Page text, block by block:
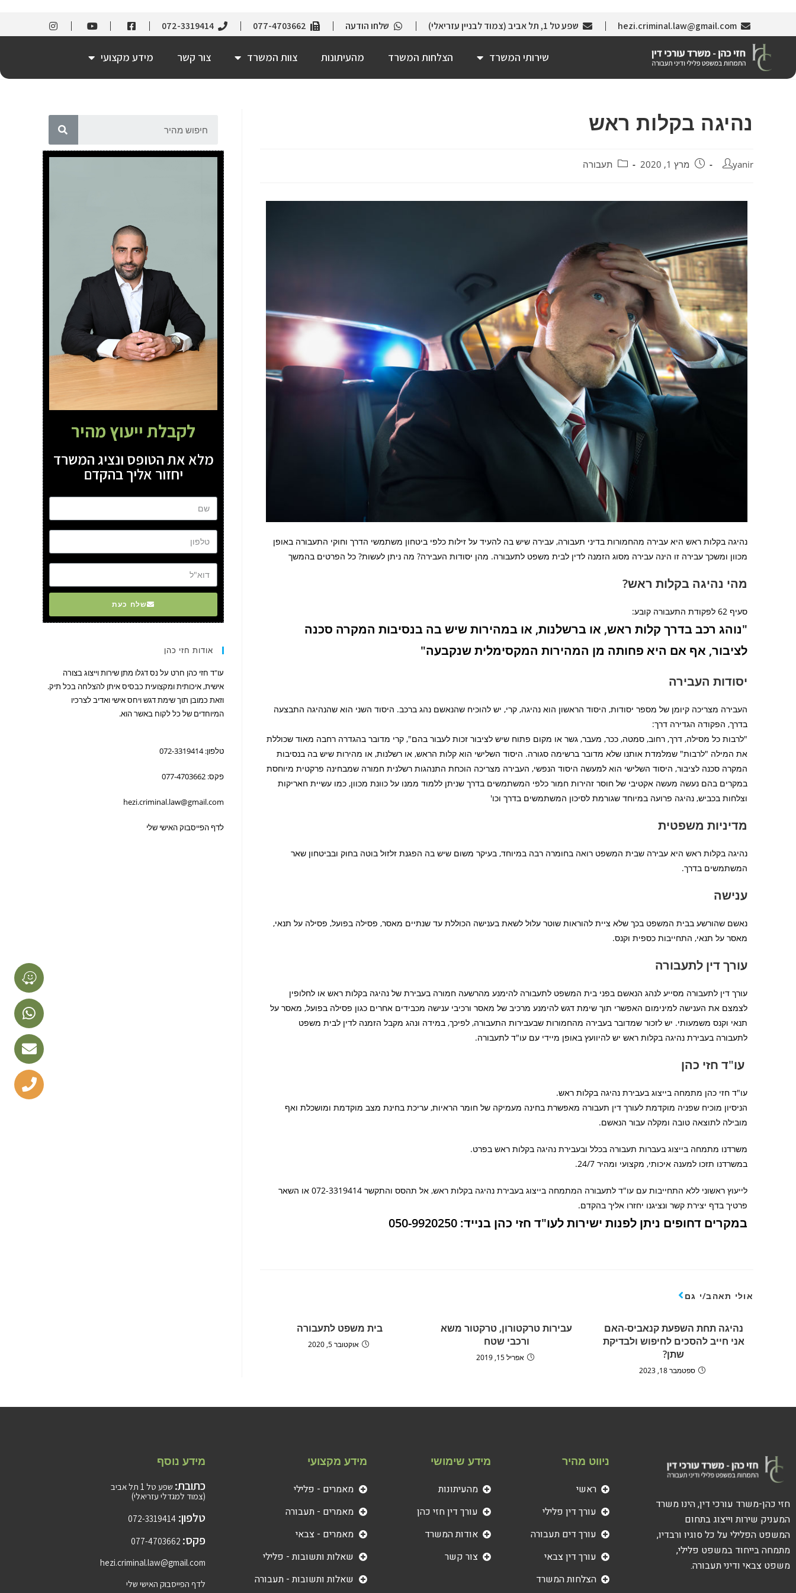
hezi.criminal.law@gmail.com שפע טל 1, תל אביב (צמוד לבניין עזריאלי) שלחו הודעה 077-4703662
072-3319414
שירותי המשרד הצלחות המשרד מהעיתונות צוות המשרד צור קשר מידע מקצועי
נהיגה בקלות ראש
yanir מרץ 1, 2020 תעבורה
נהיגה בקלות ראש היא עבירה מהחמורות בדיני תעבורה, עבירה שיש בה להעיד על זילות כלפי ביטחון משתמשי הדרך וחוקי התעבורה באופן
מכוון ומשכך עבירה זו הינה עבירה מסוג הזמנה לדין לבית משפט לתעבורה. מהן יסודות העבירה? מה ניתן לעשות? כל הפרטים בהמשך
מהי נהיגה בקלות ראש?
סעיף 62 לפקודת התעבורה קובע:
"נוהג רכב בדרך קלות ראש, או ברשלנות, או במהירות שיש בה בנסיבות המקרה סכנה
לציבור, אף אם היא פחותה מן המהירות המקסימלית שנקבעה"
יסודות העבירה
העבירה מצריכה קיומן של מספר יסודות, היסוד הראשון הוא נהיגה, קרי, יש להוכיח שהנאשם נהג ברכב. היסוד השני הוא שהנהיגה התבצעה
בדרך, הפקודה הגדירה דרך:
"לרבות כל מסילה, דרך, רחוב, סמטה, ככר, מעבר, גשר או מקום פתוח שיש לציבור זכות לעבור בהם", קרי מדובר בהגדרה רחבה מאוד שכוללת
את המילה "לרבות" שמלמדת אותנו שלא מדובר ברשימה סגורה. היסוד השלישי הוא קלות הראש, או רשלנות, או מהירות שיש בה בנסיבות
המקרה סכנה לציבור, היסוד השלישי הוא למעשה היסוד הנפשי, העבירה מצריכה הוכחת התנהגות רשלנית חמורה שמבחינה פרקטית מיוחסת
במקרים בהם נעשה מעשה אקטיבי של חוסר זהירות חמור כלפי המשתמשים בדרך שניתן ללמוד ממנו על כוונת מכוון, כמו עשיית חאריקות
וצלחות בכביש, נהיגה פרועה במיוחד שגורמת לסיכון המשתמשים בדרך וכו'
מדיניות משפטית
נהיגה בקלות ראש היא עבירה שבית המשפט רואה בחומרה רבה במיוחד, בעיקר משום שיש בה הפגנת זלזול בוטה בחוק ובביטחון שאר
המשתמשים בדרך.
ענישה
נאשם שהורשע בבית המשפט בכך שלא ציית להוראות שוטר עלול לשאת בענישה הכוללת עד שנתיים מאסר, פסילה בפועל, פסילה על תנאי,
מאסר על תנאי, התחייבות כספית וקנס.
עורך דין לתעבורה
עורך דין לתעבורה מסייע לנהג הנאשם בפני בית המשפט לתעבורה להימנע מהרשעה חמורה בעבירת של נהיגה בקלות ראש או לחלופין
לצמצם את הענישה למינימום האפשרי תוך שימת דגש להימנע מרכיב של מאסר ורכיבי ענישה מכבידים אחרים כגון פסילה בפועל, מאסר על
תנאי וקנס משמעותי. יש לזכור שמדובר בעבירה מהחמורות שבעבירות התעבורה, לפיכך, במידה ונהג מקבל הזמנה לדין לבית משפט
לתעבורה בעבירת נהיגה בקלות ראש יש להיוועץ באופן מיידי עם עו"ד לתעבורה.
עו"ד חזי כהן
עו"ד חזי כהן מתמחה בייצוג בעבירת נהיגה בקלות ראש.
הניסיון מוכיח שפניה מוקדמת לעורך דין תעבורה מאפשרת בחינה מעמיקה של חומר הראיות, עריכת בחינת מצב מוקדמת ומושכלת ואף
מובילה לתוצאה טובה ומקלה עבור הנאשם.
משרדנו מתמחה בייצוג בעברות תעבורה בכלל ובעבירת נהיגה בקלות ראש בפרט.
במשרדנו תזכו למענה איכותי, מקצועי ומהיר 24/7.
לייעוץ ראשוני ללא התחייבות עם עו"ד לתעבורה המתמחה בייצוג בעבירת נהיגה בקלות ראש, אל תהסס והתקשר 072-3319414 או השאר
פרטיך בדף יצירת קשר ונציגנו יחזרו אליך בהקדם.
במקרים דחופים ניתן לפנות ישירות לעו"ד חזי כהן בנייד: 050-9920250
אולי תאהב/י גם
בית משפט לתעבורה
אוקטובר 5, 2020
עבירות טרקטורון, טרקטור משא
ורכבי שטח
אפריל 15, 2019
נהיגה תחת השפעת קנאביס-האם
אני חייב להסכים לחיפוש ולבדיקת
שתן?
ספטמבר 18, 2023
לקבלת ייעוץ מהיר
מלא את הטופס ונציג המשרד
יחזור אליך בהקדם
שלח כעת
אודות חזי כהן
עו"ד חזי כהן חרט על נס דגלו מתן שירות וייצוג בצורה
אישית, איכותית ומקצועית כבסיס איתן להצלחה בכל תיק.
וזאת כמובן תוך שימת דגש ויחס אישי ואדיב לצרכיו
המיוחדים של כל לקוח באשר הוא.
טלפון: 072-3319414
פקס: 077-4703662
hezi.criminal.law@gmail.com
לדף הפייסבוק האישי שלי
חזי כהן-משרד עורכי דין, הינו משרד
המעניק שירות וייצוג בתחום
המשפט הפלילי על כל סוגיו ורבדיו,
מתמחה בייחוד במשפט פלילי,
משפט צבאי ודיני תעבורה.
ניווט מהיר
ראשי
עורך דין פלילי
עורך דים תעבורה
עורך דין צבאי
הצלחות המשרד
מידע שימושי
מהעיתונות
עורך דין חזי כהן
אודות המשרד
צור קשר
מידע מקצועי
מאמרים - פלילי
מאמרים - תעבורה
מאמרים - צבאי
שאלות ותשובות - פלילי
שאלות ותשובות - תעבורה
מידע נוסף
כתובת:
שפע טל 1 תל אביב
(צמוד למגדלי עזריאלי)
טלפון: 072-3319414
פקס:
hezi.criminal.law@gmail.com
לדף הפייסבוק האישי שלי